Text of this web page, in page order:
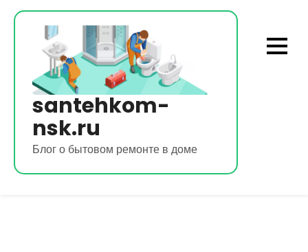
Перейти
содержимому
santehkom-
nsk.ru
Блог о бытовом ремонте в доме